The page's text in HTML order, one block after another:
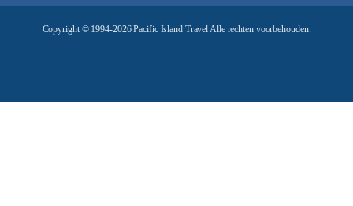
Copyright © 1994-2026 Pacific Island Travel Alle rechten voorbehouden.